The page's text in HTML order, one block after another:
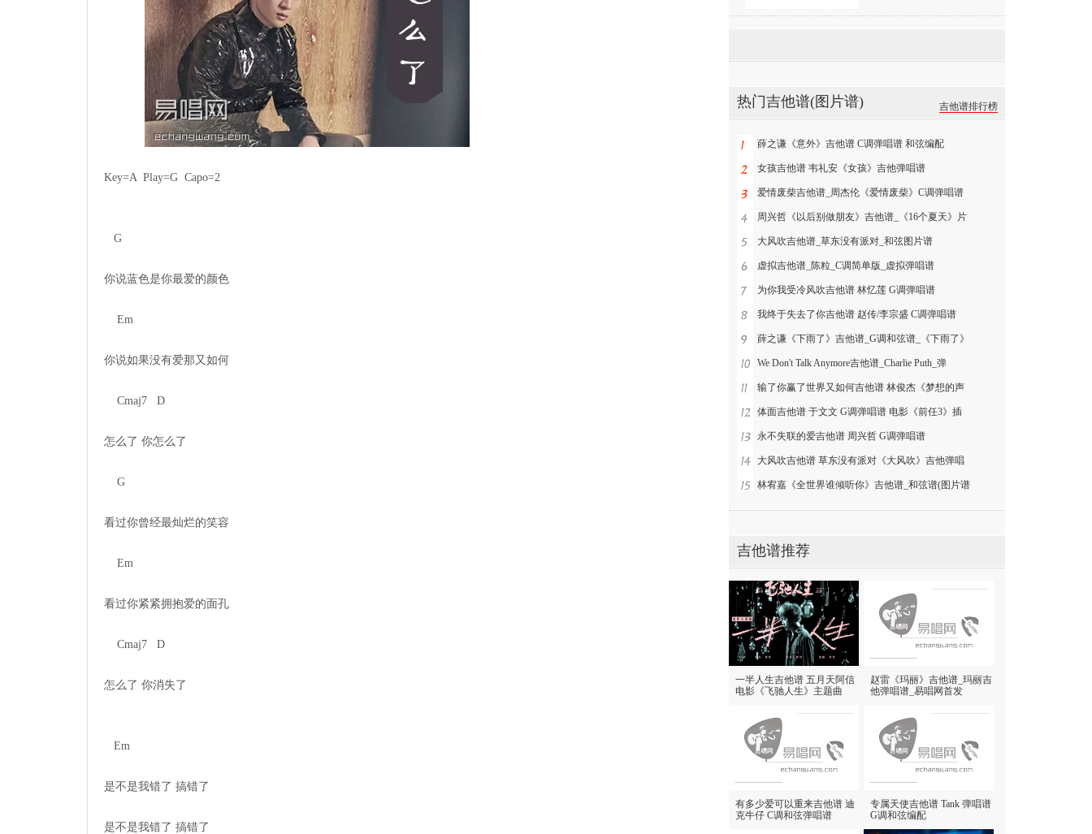
Key=A  Play=G  Capo=2
   G
你说蓝色是你最爱的颜色
    Em
你说如果没有爱那又如何
    Cmaj7   D
怎么了 你怎么了
    G
看过你曾经最灿烂的笑容
    Em
看过你紧紧拥抱爱的面孔
    Cmaj7   D
怎么了 你消失了
   Em
是不是我错了 搞错了
是不是我错了 搞错了
热门吉他谱(图片谱) 吉他谱排行榜
薛之谦《意外》吉他谱 C调弹唱谱 和弦编配
女孩吉他谱 韦礼安《女孩》吉他弹唱谱
爱情废柴吉他谱_周杰伦《爱情废柴》C调弹唱谱
周兴哲《以后别做朋友》吉他谱_《16个夏天》片
大风吹吉他谱_草东没有派对_和弦图片谱
虚拟吉他谱_陈粒_C调简单版_虚拟弹唱谱
为你我受冷风吹吉他谱 林忆莲 G调弹唱谱
我终于失去了你吉他谱 赵传/李宗盛 C调弹唱谱
薛之谦《下雨了》吉他谱_G调和弦谱_《下雨了》
We Don't Talk Anymore吉他谱_Charlie Puth_弹
输了你赢了世界又如何吉他谱 林俊杰《梦想的声
体面吉他谱 于文文 G调弹唱谱 电影《前任3》插
永不失联的爱吉他谱 周兴哲 G调弹唱谱
大风吹吉他谱 草东没有派对《大风吹》吉他弹唱
林宥嘉《全世界谁倾听你》吉他谱_和弦谱(图片谱
吉他谱推荐
一半人生吉他谱 五月天阿信
电影《飞驰人生》主题曲
赵雷《玛丽》吉他谱_玛丽吉
他弹唱谱_易唱网首发
有多少爱可以重来吉他谱 迪
克牛仔 C调和弦弹唱谱
专属天使吉他谱 Tank 弹唱谱
G调和弦编配